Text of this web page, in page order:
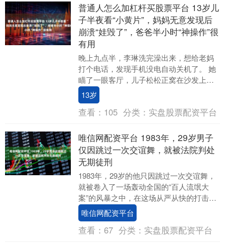
普通人怎么加杠杆买股票平台 13岁儿
子半夜看“小黄片”，妈妈无意发现后
崩溃“娃毁了”，爸爸半小时“神操作”很
有用
晚上九点半，李琳洗完澡出来，想给老妈
打个电话，发现手机没电自动关机了。 她
瞄了一眼客厅，儿子松松正窝在沙发上刷
手机。“松松，手机借妈妈用一下，打个电
话给你外婆。....
13岁
查看： 105 分类： 实盘股票配资平台
唯信网配资平台 1983年，29岁男子
仅因跳过一次交谊舞，就被法院判处
无期徒刑
1983年，29岁的他只因跳过一次交谊舞，
就被卷入了一场轰动全国的“百人流氓大
案”的风暴之中，在这场从严从快的打击刑
事犯罪活动中，有3人被判处死刑，他最终
也被判....
唯信网配资平台
查看： 67 分类： 实盘股票配资平台